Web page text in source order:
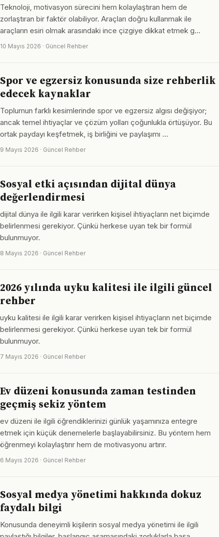
Teknoloji, motivasyon sürecini hem kolaylaştıran hem de
zorlaştıran bir faktör olabiliyor. Araçları doğru kullanmak ile
araçların esiri olmak arasındaki ince çizgiye dikkat etmek g…
10 Mayıs 2026 · Güncel Rehber
Spor ve egzersiz konusunda size rehberlik
edecek kaynaklar
Toplumun farklı kesimlerinde spor ve egzersiz algısı değişiyor;
ancak temel ihtiyaçlar ve çözüm yolları çoğunlukla örtüşüyor. Bu
ortak paydayı keşfetmek, iş birliğini ve paylaşımı …
9 Mayıs 2026 · Güncel Rehber
Sosyal etki açısından dijital dünya
değerlendirmesi
dijital dünya ile ilgili karar verirken kişisel ihtiyaçların net biçimde
belirlenmesi gerekiyor. Çünkü herkese uyan tek bir formül
bulunmuyor.
8 Mayıs 2026 · Güncel Rehber
2026 yılında uyku kalitesi ile ilgili güncel
rehber
uyku kalitesi ile ilgili karar verirken kişisel ihtiyaçların net biçimde
belirlenmesi gerekiyor. Çünkü herkese uyan tek bir formül
bulunmuyor.
7 Mayıs 2026 · Güncel Rehber
Ev düzeni konusunda zaman testinden
geçmiş sekiz yöntem
ev düzeni ile ilgili öğrendiklerinizi günlük yaşamınıza entegre
etmek için küçük denemelerle başlayabilirsiniz. Bu yöntem hem
öğrenmeyi kolaylaştırır hem de motivasyonu artırır.
6 Mayıs 2026 · Güncel Rehber
Sosyal medya yönetimi hakkında dokuz
faydalı bilgi
Konusunda deneyimli kişilerin sosyal medya yönetimi ile ilgili